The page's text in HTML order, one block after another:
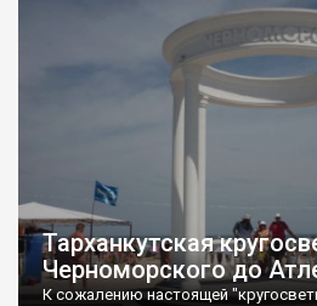
Тарханкутская
Черноморского до
К сожалению настоящей